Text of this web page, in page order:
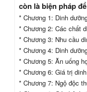
còn là biện pháp
* Chương 1: Dinh
* Chương 2: Các chất
* Chương 3: Nhu cầu
* Chương 4: Dinh
* Chương 5: Ăn uống
* Chương 6: Giá trị
* Chương 7: Ngộ độc